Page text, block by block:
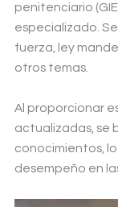
penitenciario
especializado.
fuerza, ley
otros temas.
Al proporcionar
actualizadas, se
conocimientos,
desempeño en